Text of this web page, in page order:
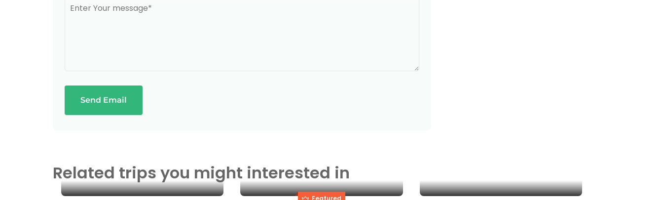
Send Email
Related trips you might interested in
Featured